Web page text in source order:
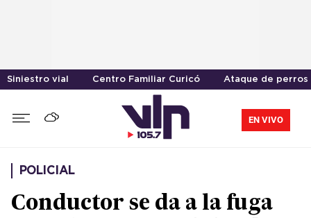
Siniestro vial Centro Familiar Curicó Ataque de perros
EN VIVO
POLICIAL
Conductor se da a la fuga